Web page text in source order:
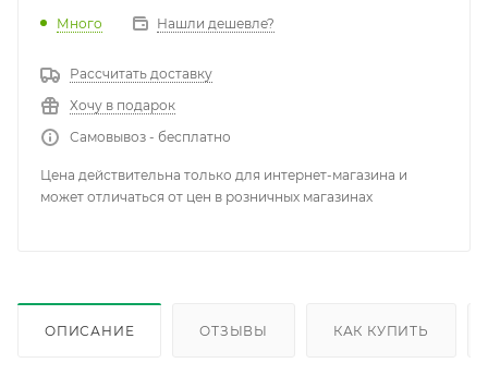
Много Нашли дешевле?
Рассчитать доставку
Хочу в подарок
Самовывоз - бесплатно
Цена действительна только для интернет-магазина и
может отличаться от цен в розничных магазинах
ОПИСАНИЕ ОТЗЫВЫ КАК КУПИТЬ